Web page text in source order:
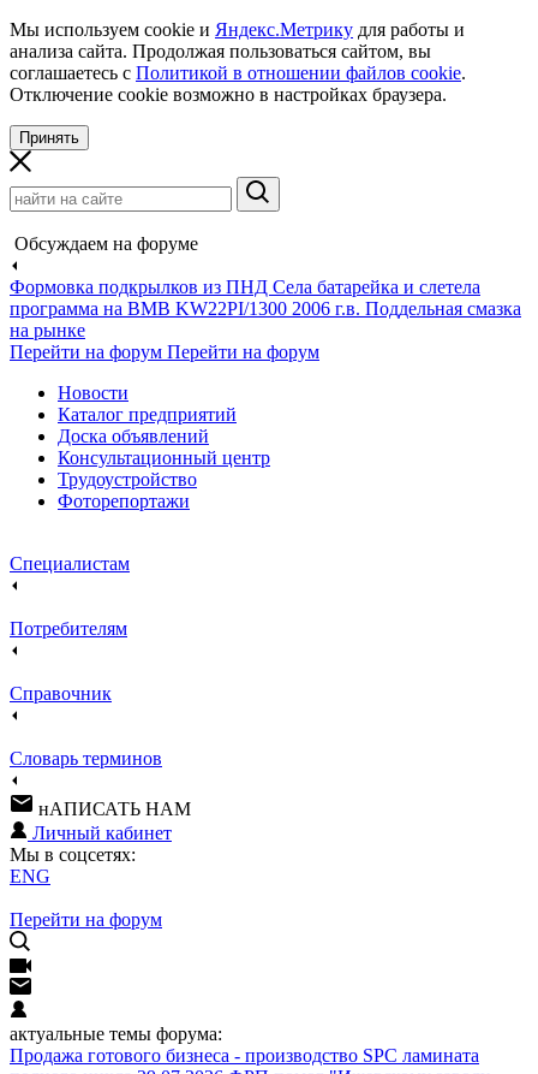
Мы используем cookie и Яндекс.Метрику для работы и
анализа сайта. Продолжая пользоваться сайтом, вы
соглашаетесь с Политикой в отношении файлов cookie.
Отключение cookie возможно в настройках браузера.
Принять
Обсуждаем на форуме
Формовка подкрылков из ПНД Села батарейка и слетела
программа на BMB KW22PI/1300 2006 г.в. Поддельная смазка
на рынке
Перейти на форум Перейти на форум
Новости
Каталог предприятий
Доска объявлений
Консультационный центр
Трудоустройство
Фоторепортажи
Специалистам
Потребителям
Справочник
Словарь терминов
нАПИСАТЬ НАМ
Личный кабинет
Мы в соцсетях:
ENG
Перейти на форум
актуальные темы форума:
Продажа готового бизнеса - производство SPC ламината